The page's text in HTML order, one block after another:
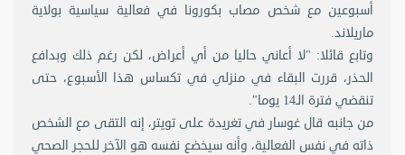
أسبوعين مع شخص مصاب بكورونا في فعالية سياسية بولاية
ماريلاند.
وتابع قائلا: "لا أعاني حاليا من أي أعراض، لكن رغم ذلك وبدافع
الحذر، قررت البقاء في منزلي في تكساس هذا الأسبوع، حتى
تنقضي فترة الـ14 يوما".
من جانبه قال غوسار في تغريدة على تويتر، إنه التقى مع الشخص
ذاته في نفس الفعالية، وأنه سيخضع نفسه هو الآخر للحجر الصحي